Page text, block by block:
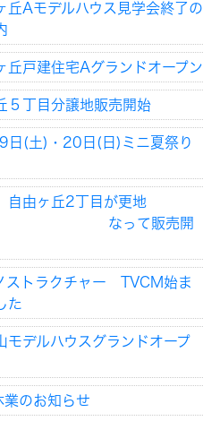
丘Aモデルハウス見学会終了の
丘戸建住宅Aグランドオープン
５丁目分譲地販売開始
日(土)・20日(日)ミニ夏祭り
ヶ丘2丁目が更地
なって販売開
ストラクチャー TVCM始ま
た
モデルハウスグランドオープ
業のお知らせ